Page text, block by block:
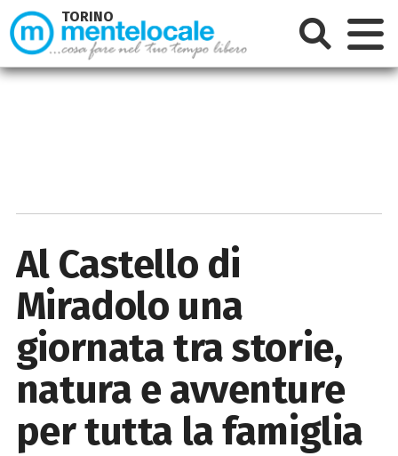
Al Castello di
Miradolo una
giornata tra storie,
natura e avventure
per tutta la famiglia
TORINO